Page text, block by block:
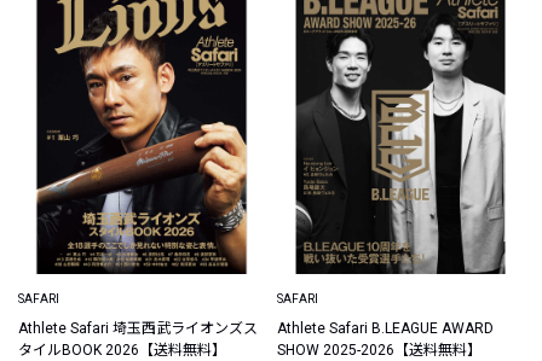
SAFARI
Athlete Safari 埼玉西武ライオンズス
タイルBOOK 2026【送料無料】
SAFARI
Athlete Safari B.LEAGUE AWARD
SHOW 2025-2026【送料無料】